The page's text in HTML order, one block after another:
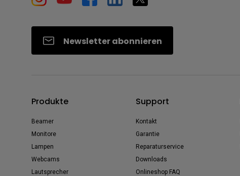
Newsletter abonnieren
Produkte
Beamer
Monitore
Lampen
Webcams
Lautsprecher
Support
Kontakt
Garantie
Reparaturservice
Downloads
Onlineshop FAQ